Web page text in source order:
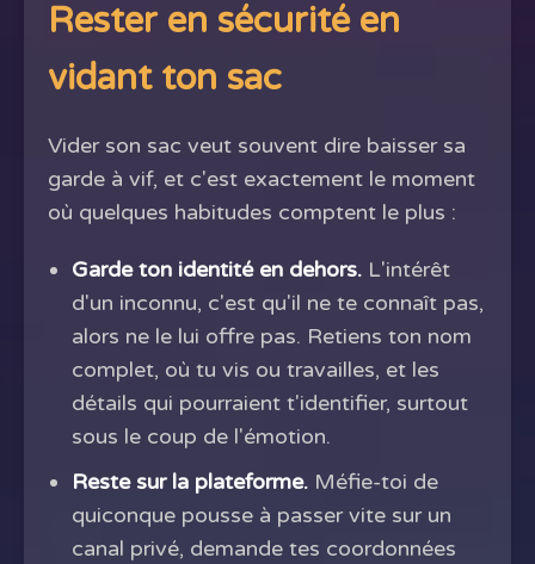
Rester en sécurité en
vidant ton sac
Vider son sac veut souvent dire baisser sa
garde à vif, et c'est exactement le moment
où quelques habitudes comptent le plus :
Garde ton identité en dehors. L'intérêt
d'un inconnu, c'est qu'il ne te connaît pas,
alors ne le lui offre pas. Retiens ton nom
complet, où tu vis ou travailles, et les
détails qui pourraient t'identifier, surtout
sous le coup de l'émotion.
Reste sur la plateforme. Méfie-toi de
quiconque pousse à passer vite sur un
canal privé, demande tes coordonnées